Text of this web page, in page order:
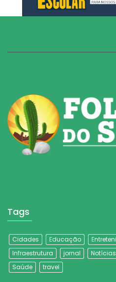
Tags
Cidades Educação
Infraestrutura
jornal Notícias
Saúde
travel